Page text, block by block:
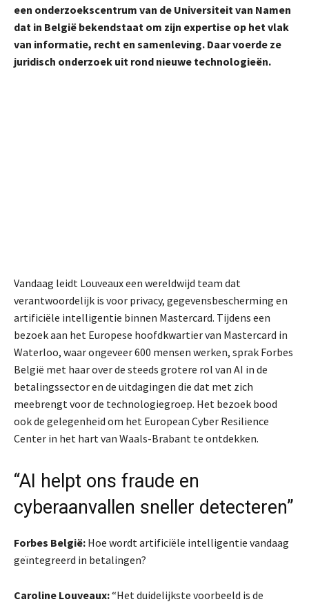
een onderzoekscentrum van de Universiteit van Namen
dat in België bekendstaat om zijn expertise op het vlak
van informatie, recht en samenleving. Daar voerde ze
juridisch onderzoek uit rond nieuwe technologieën.
Vandaag leidt Louveaux een wereldwijd team dat
verantwoordelijk is voor privacy, gegevensbescherming en
artificiële intelligentie binnen Mastercard. Tijdens een
bezoek aan het Europese hoofdkwartier van Mastercard in
Waterloo, waar ongeveer 600 mensen werken, sprak Forbes
België met haar over de steeds grotere rol van AI in de
betalingssector en de uitdagingen die dat met zich
meebrengt voor de technologiegroep. Het bezoek bood
ook de gelegenheid om het European Cyber Resilience
Center in het hart van Waals-Brabant te ontdekken.
“AI helpt ons fraude en
cyberaanvallen sneller detecteren”
Forbes België: Hoe wordt artificiële intelligentie vandaag
geïntegreerd in betalingen?
Caroline Louveaux:“Het duidelijkste voorbeeld is de